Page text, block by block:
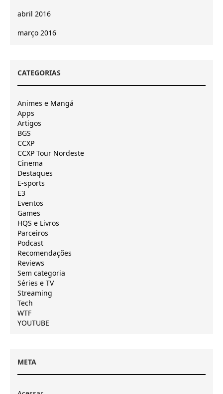
abril 2016
março 2016
CATEGORIAS
Animes e Mangá
Apps
Artigos
BGS
CCXP
CCXP Tour Nordeste
Cinema
Destaques
E-sports
E3
Eventos
Games
HQS e Livros
Parceiros
Podcast
Recomendações
Reviews
Sem categoria
Séries e TV
Streaming
Tech
WTF
YOUTUBE
META